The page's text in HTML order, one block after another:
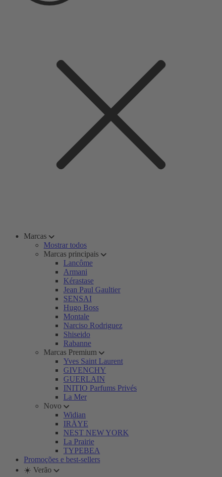
Marcas
Mostrar todos
Marcas principais
Lancôme
Armani
Kérastase
Jean Paul Gaultier
SENSAI
Hugo Boss
Montale
Narciso Rodriguez
Shiseido
Rabanne
Marcas Premium
Yves Saint Laurent
GIVENCHY
GUERLAIN
INITIO Parfums Privés
La Mer
Novo
Widian
IRÄYE
NEST NEW YORK
La Prairie
TYPEBEA
Promoções e best-sellers
☀️ Verão